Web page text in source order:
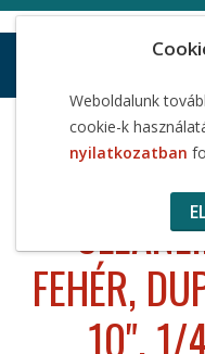
Weboldalunk
cookie-k
nyilatkozatban
CleanLife szűrőház
FEHÉR,
10", 1/